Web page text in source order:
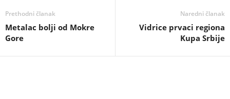
Prethodni članak
Metalac bolji od Mokre
Gore
Naredni članak
Vidrice prvaci regiona
Kupa Srbije